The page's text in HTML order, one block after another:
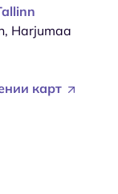
Harjumaa
карт